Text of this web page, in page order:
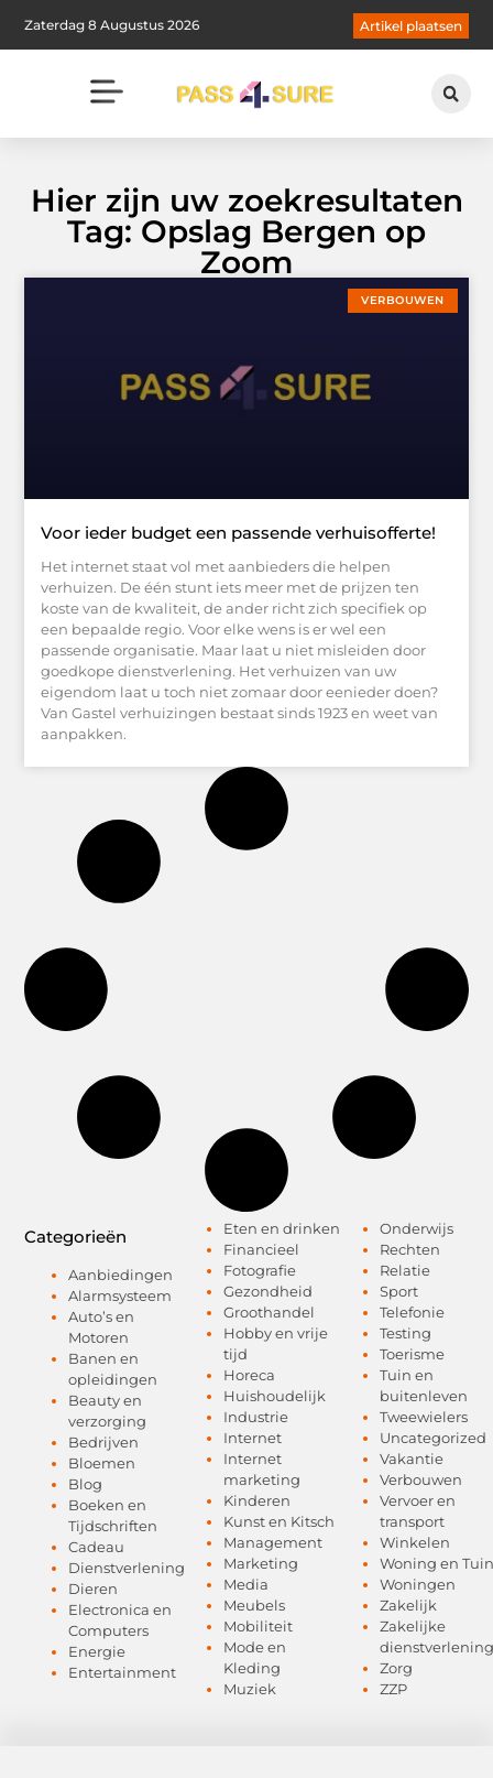
Zaterdag 8 Augustus 2026 Artikel plaatsen
Hier zijn uw zoekresultaten
Tag: Opslag Bergen op
Zoom
VERBOUWEN
Voor ieder budget een passende verhuisofferte!
Het internet staat vol met aanbieders die helpen
verhuizen. De één stunt iets meer met de prijzen ten
koste van de kwaliteit, de ander richt zich specifiek op
een bepaalde regio. Voor elke wens is er wel een
passende organisatie. Maar laat u niet misleiden door
goedkope dienstverlening. Het verhuizen van uw
eigendom laat u toch niet zomaar door eenieder doen?
Van Gastel verhuizingen bestaat sinds 1923 en weet van
aanpakken.
Categorieën
Aanbiedingen
Alarmsysteem
Auto’s en
Motoren
Banen en
opleidingen
Beauty en
verzorging
Bedrijven
Bloemen
Blog
Boeken en
Tijdschriften
Cadeau
Dienstverlening
Dieren
Electronica en
Computers
Energie
Entertainment
Eten en drinken
Financieel
Fotografie
Gezondheid
Groothandel
Hobby en vrije
tijd
Horeca
Huishoudelijk
Industrie
Internet
Internet
marketing
Kinderen
Kunst en Kitsch
Management
Marketing
Media
Meubels
Mobiliteit
Mode en
Kleding
Muziek
Onderwijs
Rechten
Relatie
Sport
Telefonie
Testing
Toerisme
Tuin en
buitenleven
Tweewielers
Uncategorized
Vakantie
Verbouwen
Vervoer en
transport
Winkelen
Woning en Tuin
Woningen
Zakelijk
Zakelijke
dienstverlening
Zorg
ZZP